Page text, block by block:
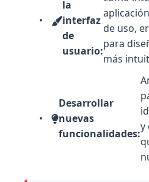
la
interfaz
de
usuario:
de uso,
para
más
Desarrollar
nuevas
funcionalidades:
y